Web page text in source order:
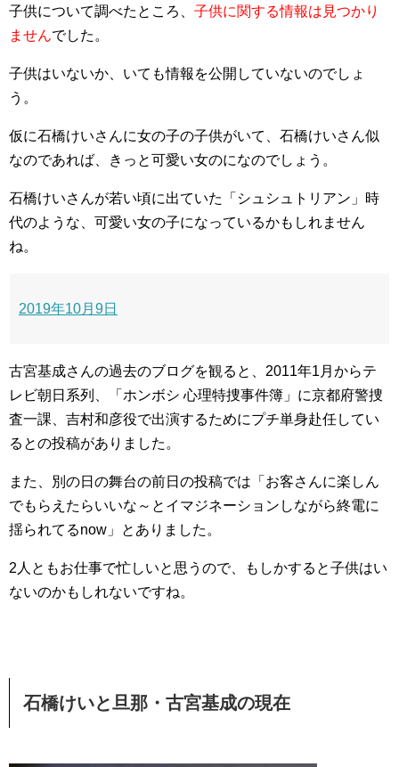
子供について調べたところ、 子供に関する情報は見つかり
ませんでした。
子供はいないか、いても情報を公開していないのでしょ
う。
仮に石橋けいさんに女の子の子供がいて、石橋けいさん似
なのであれば、きっと可愛い女のになのでしょう。
石橋けいさんが若い頃に出ていた「シュシュトリアン」時
代のような、可愛い女の子になっているかもしれません
ね。
2019年10月9日
古宮基成さんの過去のブログを観ると、2011年1月からテ
レビ朝日系列、「ホンボシ 心理特捜事件簿」に京都府警捜
査一課、吉村和彦役で出演するためにプチ単身赴任してい
るとの投稿がありました。
また、別の日の舞台の前日の投稿では「お客さんに楽しん
でもらえたらいいな～とイマジネーションしながら終電に
揺られてるnow」とありました。
2人ともお仕事で忙しいと思うので、もしかすると子供はい
ないのかもしれないですね。
石橋けいと旦那・古宮基成の現在